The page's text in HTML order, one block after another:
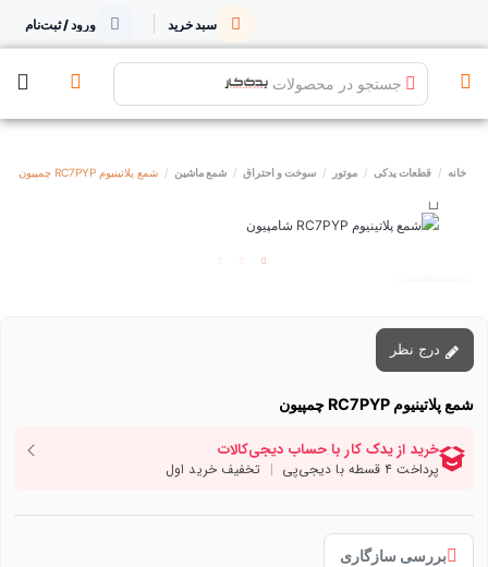
سبد خرید ورود / ثبت‌نام
جستجو در محصولات
خانه قطعات یدکی موتور سوخت و احتراق شمع ماشین شمع پلاتینیوم RC7PYP چمپیون
شمع پلاتینیوم RC7PYP چمپیون
بررسی سازگاری